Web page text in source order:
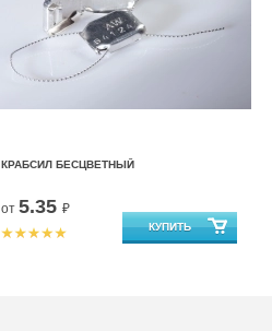
КРАБСИЛ БЕСЦВЕТНЫЙ
от 5.35 ₽